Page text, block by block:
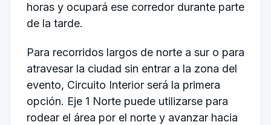
horas y ocupará ese corredor durante parte
de la tarde.
Para recorridos largos de norte a sur o para
atravesar la ciudad sin entrar a la zona del
evento, Circuito Interior será la primera
opción. Eje 1 Norte puede utilizarse para
rodear el área por el norte y avanzar hacia